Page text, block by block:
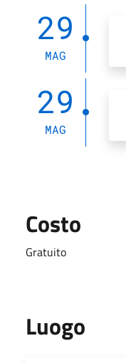
29
MAG
29
MAG
Costo
Gratuito
Luogo